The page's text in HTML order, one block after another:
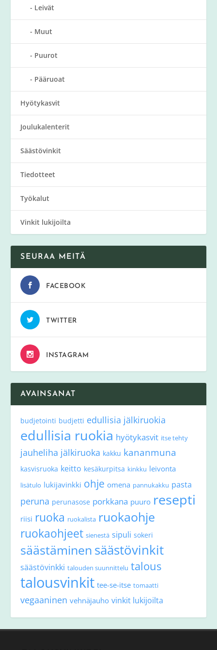
Leivät
Muut
Puurot
Pääruoat
Hyötykasvit
Joulukalenterit
Säästövinkit
Tiedotteet
Työkalut
Vinkit lukijoilta
SEURAA MEITÄ
FACEBOOK
TWITTER
INSTAGRAM
AVAINSANAT
budjetointi budjetti edullisia jälkiruokia
edullisia ruokia hyötykasvit itse tehty
jauheliha jälkiruoka kakku kananmuna
kasvisruoka keitto kesäkurpitsa kinkku leivonta
lisätulo lukijavinkki ohje omena pannukakku pasta
peruna perunasose porkkana puuro resepti
riisi ruoka ruokalista ruokaohje
ruokaohjeet sienestä sipuli sokeri
säästäminen säästövinkit
säästövinkki talouden suunnittelu talous
talousvinkit tee-se-itse tomaatti
vegaaninen vehnäjauho vinkit lukijoilta